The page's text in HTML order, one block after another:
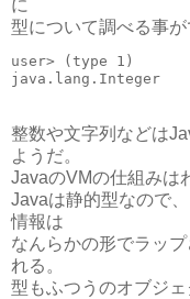
に
型について調べる事が
user> (type 1)
java.lang.Integer
整数や文字列などは
ようだ。
JavaのVMの仕組みは
Javaは静的型なので
情報は
なんらかの形でラッ
れる。
型もふつうのオブジェ